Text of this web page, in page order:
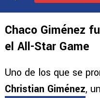
Chaco Giménez
el All-Star Game
Uno de los que se
Christian Giménez,